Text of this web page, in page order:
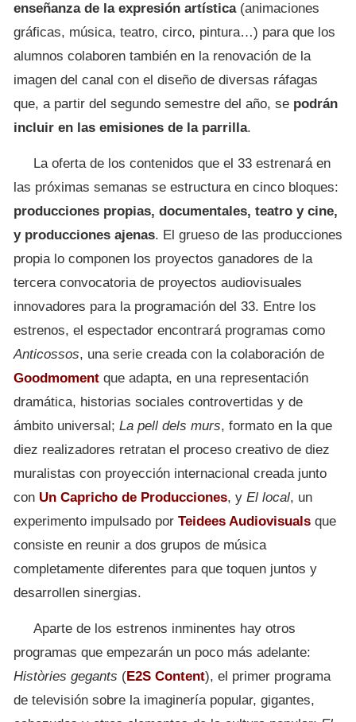
enseñanza de la expresión artística(animaciones
gráficas, música, teatro, circo, pintura…) para que los
alumnos colaboren también en la renovación de la
imagen del canal con el diseño de diversas ráfagas
que, a partir del segundo semestre del año, se podrán
incluir en las emisiones de la parrilla.
La oferta de los contenidos que el 33 estrenará en
las próximas semanas se estructura en cinco bloques:
producciones propias, documentales, teatro y cine,
y producciones ajenas. El grueso de las producciones
propia lo componen los proyectos ganadores de la
tercera convocatoria de proyectos audiovisuales
innovadores para la programación del 33. Entre los
estrenos, el espectador encontrará programas como
Anticossos, una serie creada con la colaboración de
Goodmoment que adapta, en una representación
dramática, historias sociales controvertidas y de
ámbito universal; La pell dels murs, formato en la que
diez realizadores retratan el proceso creativo de diez
muralistas con proyección internacional creada junto
con Un Capricho de Producciones, y El local, un
experimento impulsado por Teidees Audiovisuals que
consiste en reunir a dos grupos de música
completamente diferentes para que toquen juntos y
desarrollen sinergias.
Aparte de los estrenos inminentes hay otros
programas que empezarán un poco más adelante:
Històries gegants (E2S Content), el primer programa
de televisión sobre la imaginería popular, gigantes,